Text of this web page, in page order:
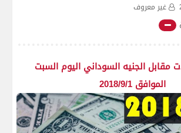
غير معروف
مقابل الجنيه السوداني اليوم السبت
الموافق 2018/9/1